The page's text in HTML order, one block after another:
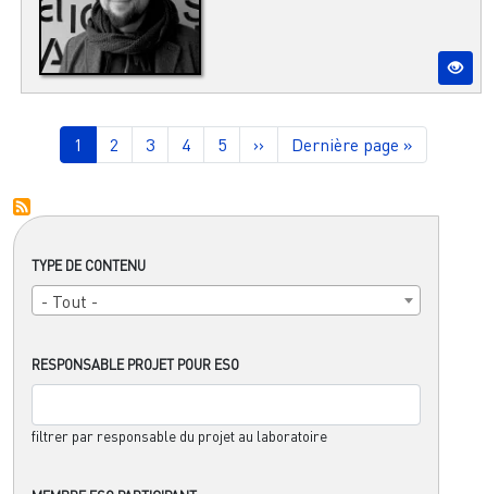
TYPE DE CONTENU
- Tout -
RESPONSABLE PROJET POUR ESO
filtrer par responsable du projet au laboratoire
Pagination
Page courante
1 Page
2 Page
3 Page
4 Page
5 Page suivante
›› Dernière page
Dernière page »